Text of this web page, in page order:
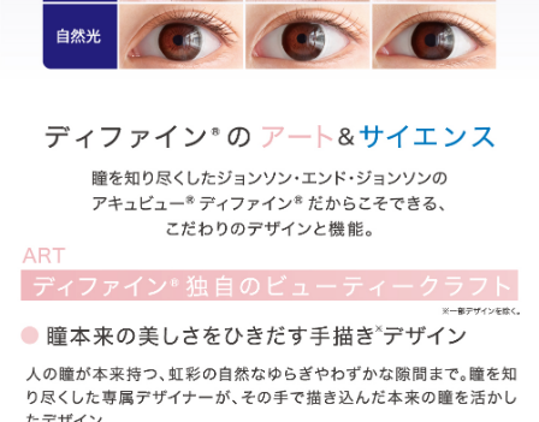
ITEM REVIEWS
この商品のレビュー
商品レビューの投稿は ログインが必要です。